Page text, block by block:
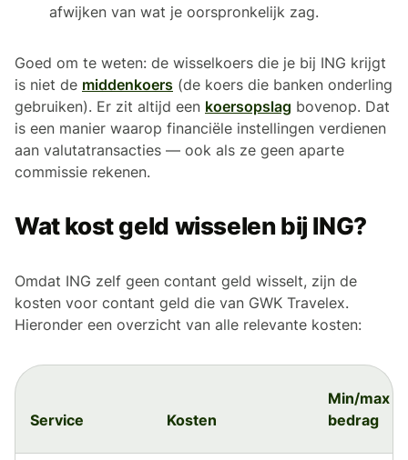
afwijken van wat je oorspronkelijk zag.
Goed om te weten: de wisselkoers die je bij ING krijgt
is niet de middenkoers (de koers die banken onderling
gebruiken). Er zit altijd een koersopslag bovenop. Dat
is een manier waarop financiële instellingen verdienen
aan valutatransacties — ook als ze geen aparte
commissie rekenen.
Wat kost geld wisselen bij ING?
Omdat ING zelf geen contant geld wisselt, zijn de
kosten voor contant geld die van GWK Travelex.
Hieronder een overzicht van alle relevante kosten:
Service Kosten
Min/max
bedrag